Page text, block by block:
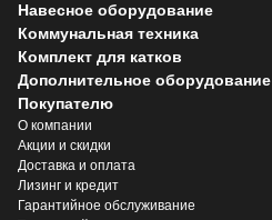
Навесное оборудование
Коммунальная техника
Комплект для катков
Дополнительное оборудование
Покупателю
О компании
Акции и скидки
Доставка и оплата
Лизинг и кредит
Гарантийное обслуживание